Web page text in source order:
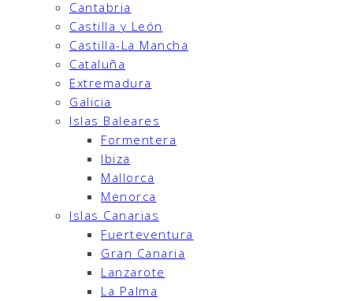
Cantabria
Castilla y León
Castilla-La Mancha
Cataluña
Extremadura
Galicia
Islas Baleares
Formentera
Ibiza
Mallorca
Menorca
Islas Canarias
Fuerteventura
Gran Canaria
Lanzarote
La Palma